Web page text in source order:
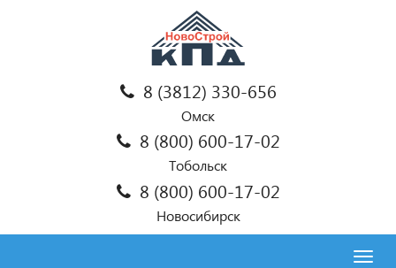
8 (3812) 330-656
Омск
8 (800) 600-17-02
Тобольск
8 (800) 600-17-02
Новосибирск